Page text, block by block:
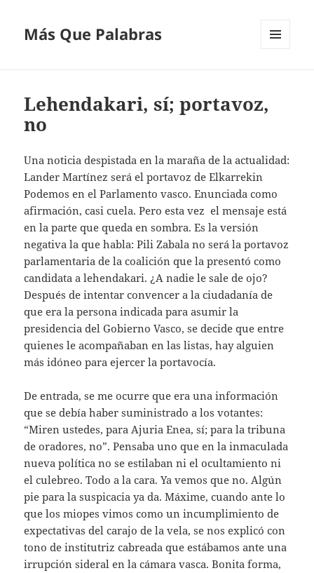
Más Que Palabras
Lehendakari, sí; portavoz,
no
Una noticia despistada en la maraña de la actualidad:
Lander Martínez será el portavoz de Elkarrekin
Podemos en el Parlamento vasco. Enunciada como
afirmación, casi cuela. Pero esta vez el mensaje está
en la parte que queda en sombra. Es la versión
negativa la que habla: Pili Zabala no será la portavoz
parlamentaria de la coalición que la presentó como
candidata a lehendakari. ¿A nadie le sale de ojo?
Después de intentar convencer a la ciudadanía de
que era la persona indicada para asumir la
presidencia del Gobierno Vasco, se decide que entre
quienes le acompañaban en las listas, hay alguien
más idóneo para ejercer la portavocía.
De entrada, se me ocurre que era una información
que se debía haber suministrado a los votantes:
“Miren ustedes, para Ajuria Enea, sí; para la tribuna
de oradores, no”. Pensaba uno que en la inmaculada
nueva política no se estilaban ni el ocultamiento ni
el culebreo. Todo a la cara. Ya vemos que no. Algún
pie para la suspicacia ya da. Máxime, cuando ante lo
que los miopes vimos como un incumplimiento de
expectativas del carajo de la vela, se nos explicó con
tono de institutriz cabreada que estábamos ante una
irrupción sideral en la cámara vasca. Bonita forma,